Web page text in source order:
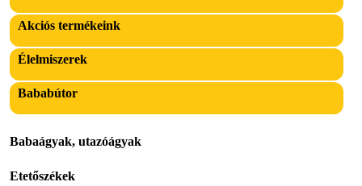
Akciós termékeink
Élelmiszerek
Bababútor
Babaágyak, utazóágyak
Etetőszékek